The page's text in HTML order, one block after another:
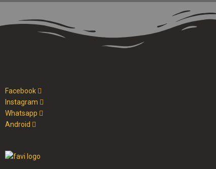
Facebook
Instagram
Whatsapp
Android